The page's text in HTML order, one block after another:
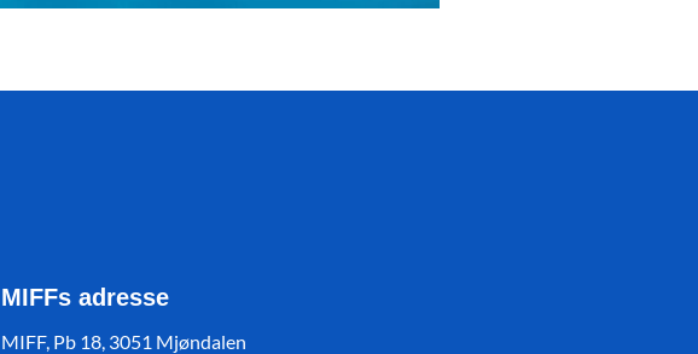
MIFFs adresse
MIFF, Pb 18, 3051 Mjøndalen